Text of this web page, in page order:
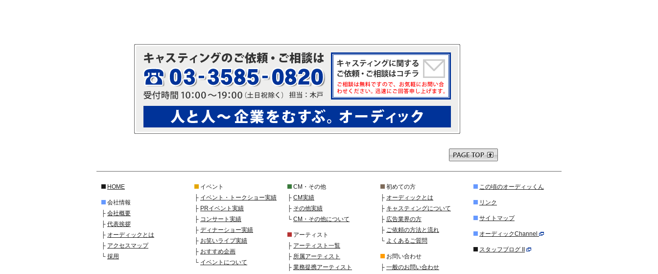
HOME
会社情報
├ 会社概要
├ 代表挨拶
├ オーディックとは
├ アクセスマップ
└ 採用
イベント
├ イベント・トークショー実績
├ PRイベント実績
├ コンサート実績
├ ディナーショー実績
├ お笑いライブ実績
├ おすすめ企画
└ イベントについて
CM・その他
├ CM実績
├ その他実績
└ CM・その他について
アーティスト
├ アーティスト一覧
├ 所属アーティスト
├ 業務提携アーティスト
初めての方
├ オーディックとは
├ キャスティングについて
├ 広告業界の方
├ ご依頼の方法と流れ
└ よくあるご質問
お問い合わせ
├ 一般のお問い合わせ
この頃のオーディッくん
リンク
サイトマップ
オーディックChannel
スタッフブログ II